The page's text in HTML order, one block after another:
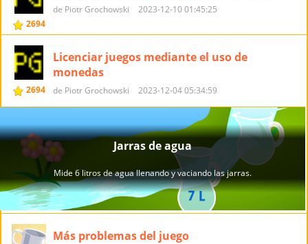
2694
de Piotr Grochowski 2023-12-10 01:45:25
2694
Licenciar juegos mediante el uso de
monedas
de Piotr Grochowski 2023-12-04 05:34:59
Más problemas del juego